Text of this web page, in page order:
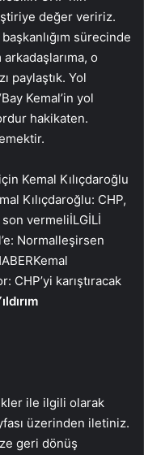
değer veririz.
sürecinde
o
paylaştık. Yol
Kemal’in yol
hakikaten.
Kemal Kılıçdaroğlu
Kılıçdaroğlu: CHP,
son vermeliİLGİLİ
Normalleşirsen
Kemal
CHP’yi karıştıracak
ile ilgili olarak
üzerinden iletiniz.
geri dönüş